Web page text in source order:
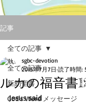
記事
全ての記事
新約聖書
God's Word メッセージ
全ての記事
ルカの福音書
sgbc-devotion
2015年7月7日 読了時間:
Jesus said